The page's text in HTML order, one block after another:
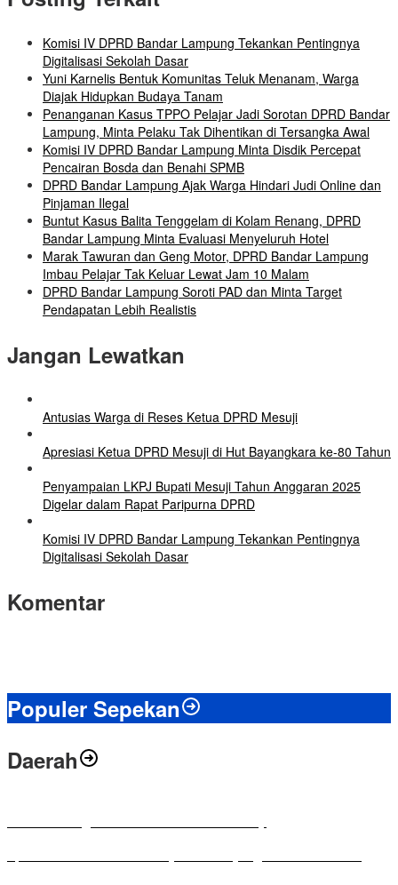
Komisi IV DPRD Bandar Lampung Tekankan Pentingnya
Digitalisasi Sekolah Dasar
Yuni Karnelis Bentuk Komunitas Teluk Menanam, Warga
Diajak Hidupkan Budaya Tanam
Penanganan Kasus TPPO Pelajar Jadi Sorotan DPRD Bandar
Lampung, Minta Pelaku Tak Dihentikan di Tersangka Awal
Komisi IV DPRD Bandar Lampung Minta Disdik Percepat
Pencairan Bosda dan Benahi SPMB
DPRD Bandar Lampung Ajak Warga Hindari Judi Online dan
Pinjaman Ilegal
Buntut Kasus Balita Tenggelam di Kolam Renang, DPRD
Bandar Lampung Minta Evaluasi Menyeluruh Hotel
Marak Tawuran dan Geng Motor, DPRD Bandar Lampung
Imbau Pelajar Tak Keluar Lewat Jam 10 Malam
DPRD Bandar Lampung Soroti PAD dan Minta Target
Pendapatan Lebih Realistis
Jangan Lewatkan
Antusias Warga di Reses Ketua DPRD Mesuji
Apresiasi Ketua DPRD Mesuji di Hut Bayangkara ke-80 Tahun
Penyampaian LKPJ Bupati Mesuji Tahun Anggaran 2025
Digelar dalam Rapat Paripurna DPRD
Komisi IV DPRD Bandar Lampung Tekankan Pentingnya
Digitalisasi Sekolah Dasar
Komentar
Populer Sepekan
Daerah